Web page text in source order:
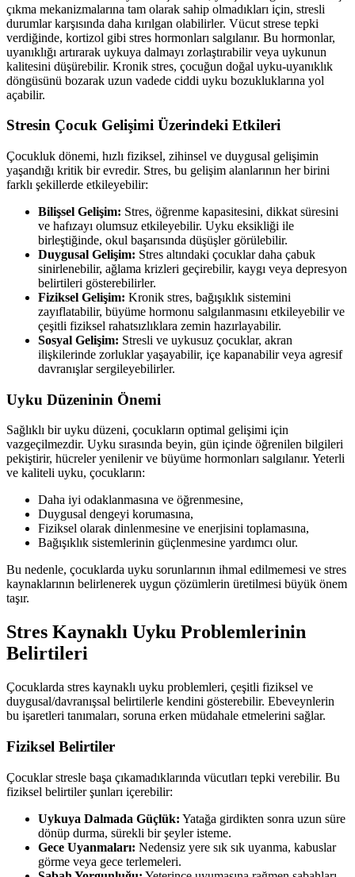
çıkma mekanizmalarına tam olarak sahip olmadıkları için, stresli
durumlar karşısında daha kırılgan olabilirler. Vücut strese tepki
verdiğinde, kortizol gibi stres hormonları salgılanır. Bu hormonlar,
uyanıklığı artırarak uykuya dalmayı zorlaştırabilir veya uykunun
kalitesini düşürebilir. Kronik stres, çocuğun doğal uyku-uyanıklık
döngüsünü bozarak uzun vadede ciddi uyku bozukluklarına yol
açabilir.
Stresin Çocuk Gelişimi Üzerindeki Etkileri
Çocukluk dönemi, hızlı fiziksel, zihinsel ve duygusal gelişimin
yaşandığı kritik bir evredir. Stres, bu gelişim alanlarının her birini
farklı şekillerde etkileyebilir:
Bilişsel Gelişim: Stres, öğrenme kapasitesini, dikkat süresini
ve hafızayı olumsuz etkileyebilir. Uyku eksikliği ile
birleştiğinde, okul başarısında düşüşler görülebilir.
Duygusal Gelişim: Stres altındaki çocuklar daha çabuk
sinirlenebilir, ağlama krizleri geçirebilir, kaygı veya depresyon
belirtileri gösterebilirler.
Fiziksel Gelişim: Kronik stres, bağışıklık sistemini
zayıflatabilir, büyüme hormonu salgılanmasını etkileyebilir ve
çeşitli fiziksel rahatsızlıklara zemin hazırlayabilir.
Sosyal Gelişim: Stresli ve uykusuz çocuklar, akran
ilişkilerinde zorluklar yaşayabilir, içe kapanabilir veya agresif
davranışlar sergileyebilirler.
Uyku Düzeninin Önemi
Sağlıklı bir uyku düzeni, çocukların optimal gelişimi için
vazgeçilmezdir. Uyku sırasında beyin, gün içinde öğrenilen bilgileri
pekiştirir, hücreler yenilenir ve büyüme hormonları salgılanır. Yeterli
ve kaliteli uyku, çocukların:
Daha iyi odaklanmasına ve öğrenmesine,
Duygusal dengeyi korumasına,
Fiziksel olarak dinlenmesine ve enerjisini toplamasına,
Bağışıklık sistemlerinin güçlenmesine yardımcı olur.
Bu nedenle, çocuklarda uyku sorunlarının ihmal edilmemesi ve stres
kaynaklarının belirlenerek uygun çözümlerin üretilmesi büyük önem
taşır.
Stres Kaynaklı Uyku Problemlerinin
Belirtileri
Çocuklarda stres kaynaklı uyku problemleri, çeşitli fiziksel ve
duygusal/davranışsal belirtilerle kendini gösterebilir. Ebeveynlerin
bu işaretleri tanımaları, soruna erken müdahale etmelerini sağlar.
Fiziksel Belirtiler
Çocuklar stresle başa çıkamadıklarında vücutları tepki verebilir. Bu
fiziksel belirtiler şunları içerebilir:
Uykuya Dalmada Güçlük: Yatağa girdikten sonra uzun süre
dönüp durma, sürekli bir şeyler isteme.
Gece Uyanmaları: Nedensiz yere sık sık uyanma, kabuslar
görme veya gece terlemeleri.